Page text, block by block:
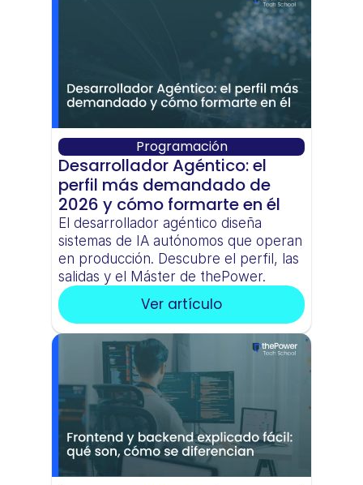
Programación
Desarrollador Agéntico: el
perfil más demandado de
2026 y cómo formarte en él
El desarrollador agéntico diseña
sistemas de IA autónomos que operan
en producción. Descubre el perfil, las
salidas y el Máster de thePower.
Ver artículo